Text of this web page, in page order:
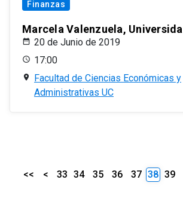
Finanzas
Marcela Valenzuela,
20 de Junio de 2019
17:00
Facultad de Ciencias Económicas y
Administrativas UC
<< < 33 34 35 36 37 38 39